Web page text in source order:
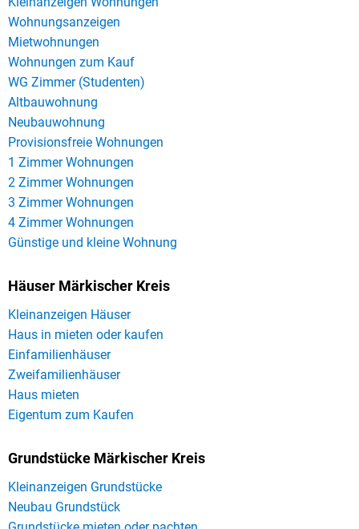
Wohnungsanzeigen
Mietwohnungen
Wohnungen zum Kauf
WG Zimmer (Studenten)
Altbauwohnung
Neubauwohnung
Provisionsfreie Wohnungen
1 Zimmer Wohnungen
2 Zimmer Wohnungen
3 Zimmer Wohnungen
4 Zimmer Wohnungen
Günstige und kleine Wohnung
Häuser Märkischer Kreis
Kleinanzeigen Häuser
Haus in mieten oder kaufen
Einfamilienhäuser
Zweifamilienhäuser
Haus mieten
Eigentum zum Kaufen
Grundstücke Märkischer Kreis
Kleinanzeigen Grundstücke
Neubau Grundstück